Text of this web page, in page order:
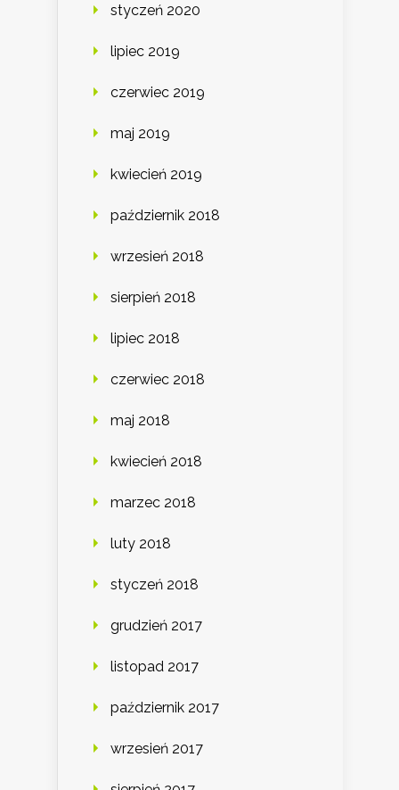
styczeń 2020
lipiec 2019
czerwiec 2019
maj 2019
kwiecień 2019
październik 2018
wrzesień 2018
sierpień 2018
lipiec 2018
czerwiec 2018
maj 2018
kwiecień 2018
marzec 2018
luty 2018
styczeń 2018
grudzień 2017
listopad 2017
październik 2017
wrzesień 2017